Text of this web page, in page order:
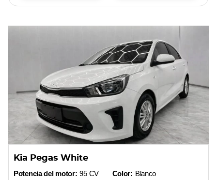
Kia Pegas White
Potencia del motor: 95 CV
Color: Blanco